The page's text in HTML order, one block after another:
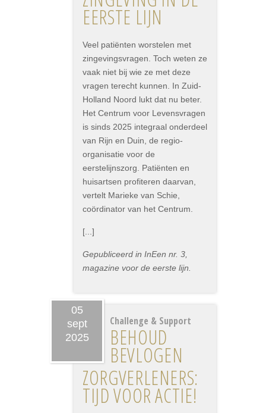
EERSTE LIJN
Veel patiënten worstelen met
zingevingsvragen. Toch weten ze
vaak niet bij wie ze met deze
vragen terecht kunnen. In Zuid-
Holland Noord lukt dat nu beter.
Het Centrum voor Levensvragen
is sinds 2025 integraal onderdeel
van Rijn en Duin, de regio-
organisatie voor de
eerstelijnszorg. Patiënten en
huisartsen profiteren daarvan,
vertelt Marieke van Schie,
coördinator van het Centrum.
[...]
Gepubliceerd in InEen nr. 3,
magazine voor de eerste lijn.
05
sept
2025
Challenge & Support
BEHOUD
BEVLOGEN
ZORGVERLENERS:
TIJD VOOR ACTIE!